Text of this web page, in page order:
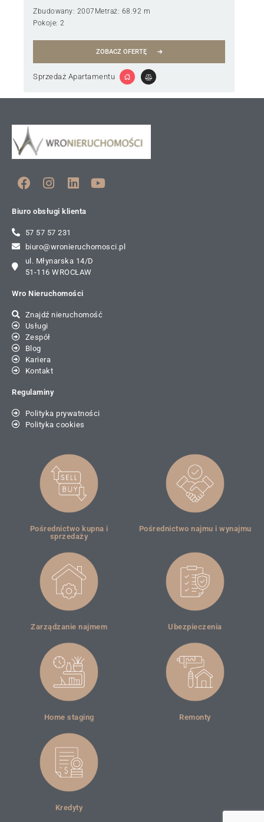
Zbudowany: 2007 Metraż: 68.92 m
Pokoje: 2
ZOBACZ OFERTĘ
Sprzedaż Apartamentu
Biuro obsługi klienta
57 57 57 231
biuro@wronieruchomosci.pl
ul. Młynarska 14/D
51-116 WROCŁAW
Wro Nieruchomości
Znajdź nieruchomość
Usługi
Zespół
Blog
Kariera
Kontakt
Regulaminy
Polityka prywatności
Polityka cookies
Pośrednictwo kupna i
sprzedaży
Pośrednictwo najmu i wynajmu
Zarządzanie najmem Ubezpieczenia
Home staging Remonty
Kredyty